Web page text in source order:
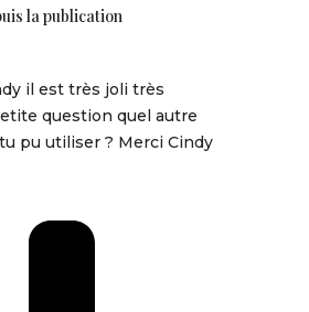
la publication
il est très joli très
question quel autre
pu utiliser ? Merci Cindy